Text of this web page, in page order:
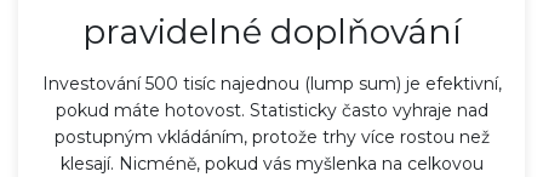
pravidelné doplňování
Investování 500 tisíc najednou (lump sum) je efektivní,
pokud máte hotovost. Statisticky často vyhraje nad
postupným vkládáním, protože trhy více rostou než
klesají. Nicméně, pokud vás myšlenka na celkovou